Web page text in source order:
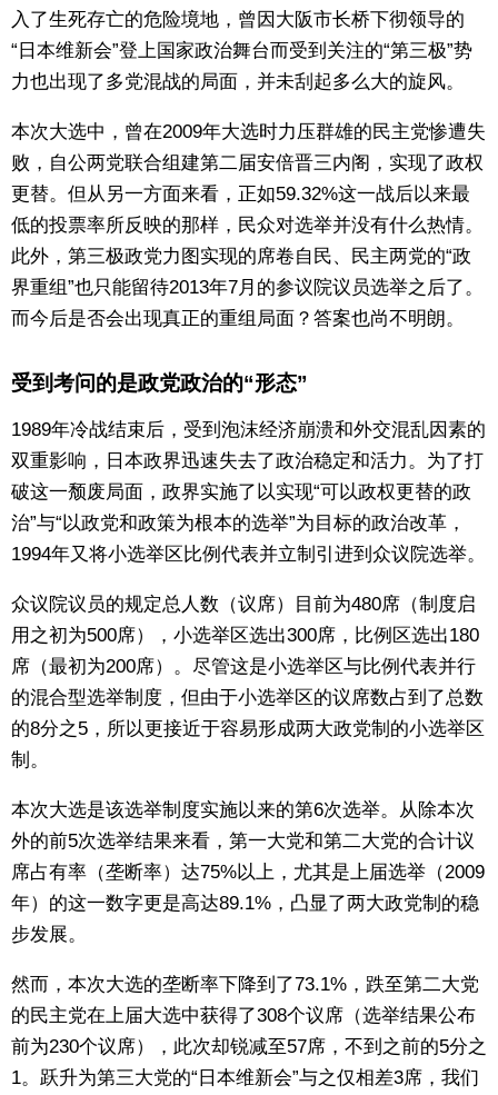
编辑部通知
入了生死存亡的危险境地，曾因大阪市长桥下彻领导的
“日本维新会”登上国家政治舞台而受到关注的“第三极”势
力也出现了多党混战的局面，并未刮起多么大的旋风。
本次大选中，曾在2009年大选时力压群雄的民主党惨遭失
败，自公两党联合组建第二届安倍晋三内阁，实现了政权
更替。但从另一方面来看，正如59.32%这一战后以来最
低的投票率所反映的那样，民众对选举并没有什么热情。
此外，第三极政党力图实现的席卷自民、民主两党的“政
界重组”也只能留待2013年7月的参议院议员选举之后了。
而今后是否会出现真正的重组局面？答案也尚不明朗。
受到考问的是政党政治的“形态”
1989年冷战结束后，受到泡沫经济崩溃和外交混乱因素的
双重影响，日本政界迅速失去了政治稳定和活力。为了打
破这一颓废局面，政界实施了以实现“可以政权更替的政
治”与“以政党和政策为根本的选举”为目标的政治改革，
1994年又将小选举区比例代表并立制引进到众议院选举。
众议院议员的规定总人数（议席）目前为480席（制度启
用之初为500席），小选举区选出300席，比例区选出180
席（最初为200席）。尽管这是小选举区与比例代表并行
的混合型选举制度，但由于小选举区的议席数占到了总数
的8分之5，所以更接近于容易形成两大政党制的小选举区
制。
本次大选是该选举制度实施以来的第6次选举。从除本次
外的前5次选举结果来看，第一大党和第二大党的合计议
席占有率（垄断率）达75%以上，尤其是上届选举（2009
年）的这一数字更是高达89.1%，凸显了两大政党制的稳
步发展。
然而，本次大选的垄断率下降到了73.1%，跌至第二大党
的民主党在上届大选中获得了308个议席（选举结果公布
前为230个议席），此次却锐减至57席，不到之前的5分之
1。跃升为第三大党的“日本维新会”与之仅相差3席，我们